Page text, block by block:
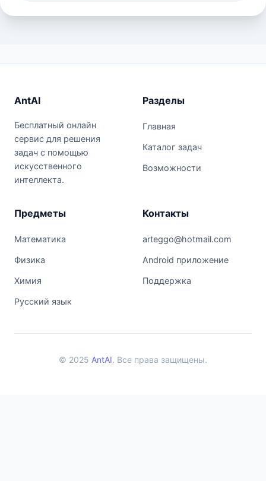
AntAI
Бесплатный онлайн
сервис для решения
задач с помощью
искусственного
интеллекта.
Разделы
Главная
Каталог задач
Возможности
Предметы
Математика
Физика
Химия
Русский язык
Контакты
arteggo@hotmail.com
Android приложение
Поддержка
© 2025 AntAI. Все права защищены.